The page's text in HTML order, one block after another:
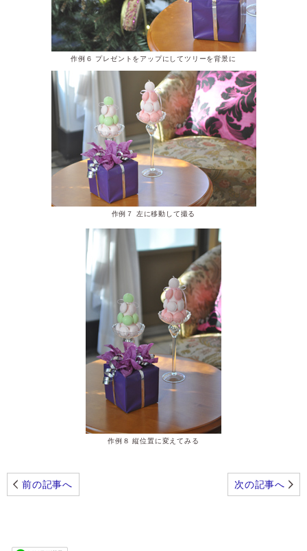
作例６ プレゼントをアップにしてツリーを背景に
作例７ 左に移動して撮る
作例８ 縦位置に変えてみる
前の記事へ 次の記事へ